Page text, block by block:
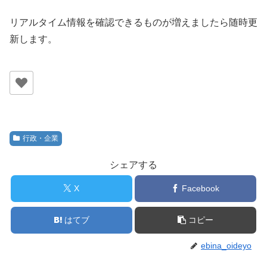
リアルタイム情報を確認できるものが増えましたら随時更
新します。
行政・企業
シェアする
X Facebook
はてブ コピー
ebina_oideyo